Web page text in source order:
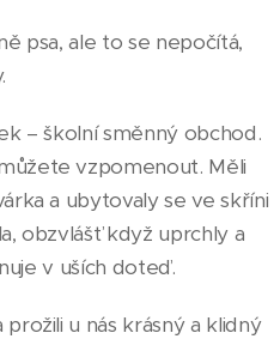
psa, ale to se nepočítá,
– školní směnný obchod.
vzpomenout. Měli
a ubytovaly se ve skříni
obzvlášť když uprchly a
v uších doteď.
u nás krásný a klidný